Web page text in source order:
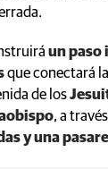
un paso
que conectará
de los
, a
y una